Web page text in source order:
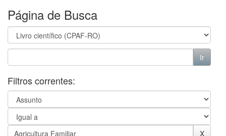
Página de Busca
Filtros correntes: